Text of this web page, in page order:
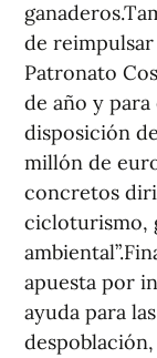
de
Patronato
de año y para
disposición
millón de
concretos
cicloturismo,
apuesta por
ayuda para